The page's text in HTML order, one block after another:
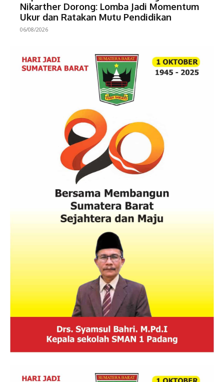
Nikarther Dorong: Lomba Jadi Momentum
Ukur dan Ratakan Mutu Pendidikan
06/08/2026